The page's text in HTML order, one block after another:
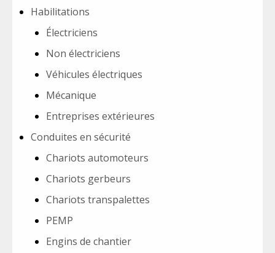
Habilitations
Électriciens
Non électriciens
Véhicules électriques
Mécanique
Entreprises extérieures
Conduites en sécurité
Chariots automoteurs
Chariots gerbeurs
Chariots transpalettes
PEMP
Engins de chantier